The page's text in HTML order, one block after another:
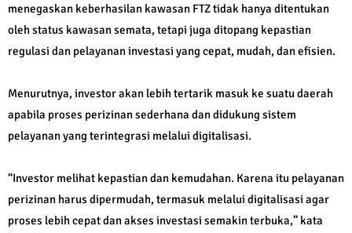
menegaskan keberhasilan kawasan FTZ tidak hanya ditentukan
oleh status kawasan semata, tetapi juga ditopang kepastian
regulasi dan pelayanan investasi yang cepat, mudah, dan efisien.
Menurutnya, investor akan lebih tertarik masuk ke suatu daerah
apabila proses perizinan sederhana dan didukung sistem
pelayanan yang terintegrasi melalui digitalisasi.
“Investor melihat kepastian dan kemudahan. Karena itu pelayanan
perizinan harus dipermudah, termasuk melalui digitalisasi agar
proses lebih cepat dan akses investasi semakin terbuka,” kata